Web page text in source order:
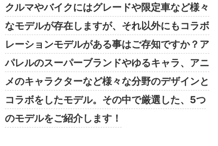
クルマやバイクにはグレードや限定車など様々
なモデルが存在しますが、それ以外にもコラボ
レーションモデルがある事はご存知ですか？ア
パレルのスーパーブランドやゆるキャラ、アニ
メのキャラクターなど様々な分野のデザインと
コラボをしたモデル。その中で厳選した、5つ
のモデルをご紹介します！